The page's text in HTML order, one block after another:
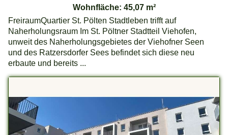
Wohnfläche: 45,07 m²
FreiraumQuartier St. Pölten Stadtleben trifft auf
Naherholungsraum Im St. Pöltner Stadtteil Viehofen,
unweit des Naherholungsgebietes der Viehofner Seen
und des Ratzersdorfer Sees befindet sich diese neu
erbaute und bereits ...